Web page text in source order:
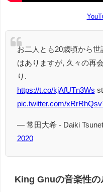
お二人とも20歳頃から
はありますが, 久々の再
り.
https://t.co/kjAfUTn3Ws
pic.twitter.com/
— 常田大希 - Daiki
2020
King Gnuの音楽性の